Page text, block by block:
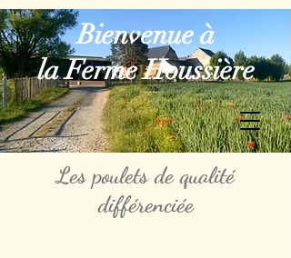
Bienvenue à
la Ferme Houssière
Les poulets de qualité
différenciée